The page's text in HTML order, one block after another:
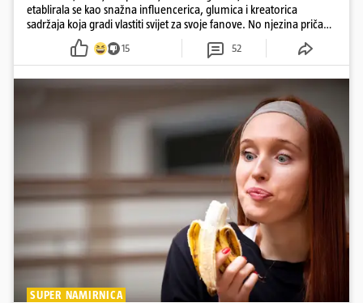
etablirala se kao snažna influencerica, glumica i kreatorica
sadržaja koja gradi vlastiti svijet za svoje fanove. No njezina priča
pokazuje da online slava dolazi i s neočekivanim izazovima
15 52
SUPER NAMIRNICA